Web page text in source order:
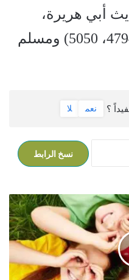
أبي هريرة،
أخرجه البخاري (رقم: 4794، 5050) ومسلم
؟ نعم لا
نسخ الرابط